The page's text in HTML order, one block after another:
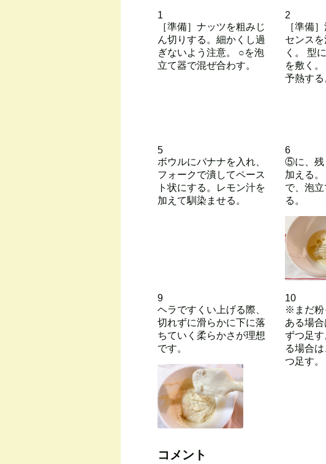
1
［準備］ナッツを粗みじ
ん切りする。細かくし過
ぎないよう注意。 ○を泡
立て器で混ぜ合わす。
2
［準備
センス
く。 型
を敷く
予熱する
5
ボウルにバナナを入れ、
フォークで潰してペース
ト状にする。レモン汁を
加えて馴染ませる。
6
⑤に、残
加える
で、泡
る。
9
ヘラですくい上げる際、
切れずに滑らかに下に落
ちていく柔らかさが理想
です。
10
※まだ粉
ある場
ずつ足
る場合
つ足す。
コメント